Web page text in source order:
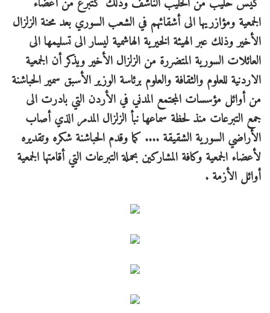
الجمعية ومؤازريها الى أشقائهم في الشعب السوري بعد محنة الزلزال
الأخير وذلك عبر الهيئة الخيرية الهاشمية ليسار الى تسليمها الى
العائلات السورية المتضررة من الزلزال الأخير ويذكر أن الجمعية
الاردنية للعلوم والثقافة والعلوم برئاسة الوزير الأسبق سمير الحباشنة
من أوائل مؤسسات المجتمع المدني في الأردن التي بادرت الى
جمع التبرعات منذ لحظة سماعها نبأ الزلزال المدمر الذي أصاب
الأراضي السورية الشقيقة .... كما وقدم الحباشنة شكره وتقديره
لأعضاء الجمعية وكافة المشاركين بحملة التبرعات التي أقامتها الجمعية
أوائل الأزمة .